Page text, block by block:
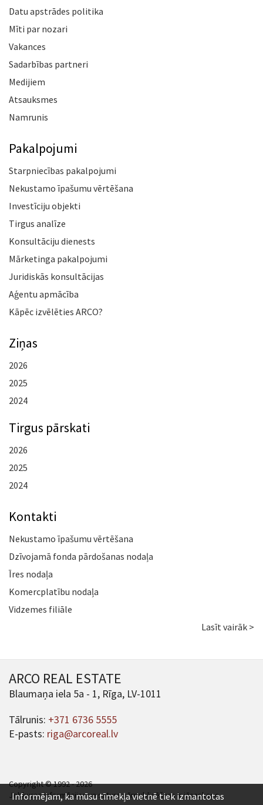
Datu apstrādes politika
Mīti par nozari
Vakances
Sadarbības partneri
Medijiem
Atsauksmes
Namrunis
Pakalpojumi
Starpniecības pakalpojumi
Nekustamo īpašumu vērtēšana
Investīciju objekti
Tirgus analīze
Konsultāciju dienests
Mārketinga pakalpojumi
Juridiskās konsultācijas
Aģentu apmācība
Kāpēc izvēlēties ARCO?
Ziņas
2026
2025
2024
Tirgus pārskati
2026
2025
2024
Kontakti
Nekustamo īpašumu vērtēšana
Dzīvojamā fonda pārdošanas nodaļa
Īres nodaļa
Komercplatību nodaļa
Vidzemes filiāle
Lasīt vairāk >
ARCO REAL ESTATE
Blaumaņa iela 5a - 1, Rīga, LV-1011
Tālrunis: +371 6736 5555
E-pasts: riga@arcoreal.lv
Copyright © 1992 - 2026
Jebkuras informācijas un satura pārpublicēšana ir jāsaskaņo.
Informējam, ka mūsu tīmekļa vietnē tiek izmantotas